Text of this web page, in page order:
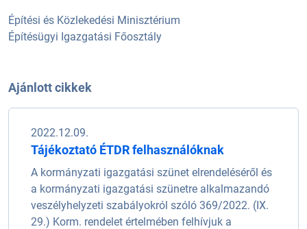
Építési és Közlekedési Minisztérium
Építésügyi Igazgatási Főosztály
Ajánlott cikkek
2022.12.09.
Tájékoztató ÉTDR felhasználóknak
A kormányzati igazgatási szünet elrendeléséről és
a kormányzati igazgatási szünetre alkalmazandó
veszélyhelyzeti szabályokról szóló 369/2022. (IX.
29.) Korm. rendelet értelmében felhívjuk a